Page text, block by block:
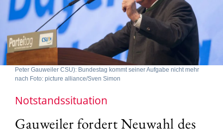
Peter Gauweiler CSU): Bundestag kommt seiner Aufgabe nicht mehr
nach Foto: picture alliance/Sven Simon
Notstandssituation
Gauweiler fordert Neuwahl des